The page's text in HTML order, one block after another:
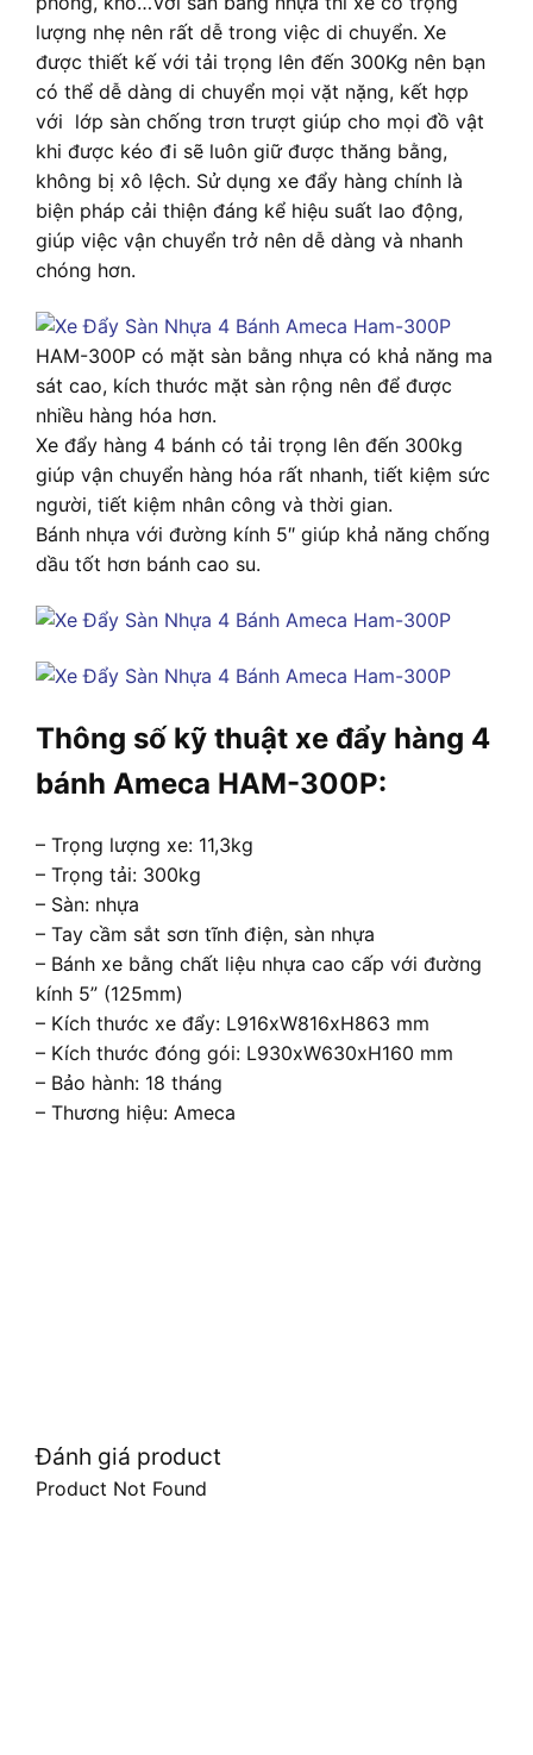
lượng nhẹ nên rất dễ trong việc di chuyển. Xe
được thiết kế với tải trọng lên đến 300Kg nên bạn
có thể dễ dàng di chuyển mọi vặt nặng, kết hợp
với lớp sàn chống trơn trượt giúp cho mọi đồ vật
khi được kéo đi sẽ luôn giữ được thăng bằng,
không bị xô lệch. Sử dụng xe đẩy hàng chính là
biện pháp cải thiện đáng kể hiệu suất lao động,
giúp việc vận chuyển trở nên dễ dàng và nhanh
chóng hơn.
HAM-300P có mặt sàn bằng nhựa có khả năng ma
sát cao, kích thước mặt sàn rộng nên để được
nhiều hàng hóa hơn.
Xe đẩy hàng 4 bánh có tải trọng lên đến 300kg
giúp vận chuyển hàng hóa rất nhanh, tiết kiệm sức
người, tiết kiệm nhân công và thời gian.
Bánh nhựa với đường kính 5″ giúp khả năng chống
dầu tốt hơn bánh cao su.
Thông số kỹ thuật xe đẩy hàng 4
bánh Ameca HAM-300P:
– Trọng lượng xe: 11,3kg
– Trọng tải: 300kg
– Sàn: nhựa
– Tay cầm sắt sơn tĩnh điện, sàn nhựa
– Bánh xe bằng chất liệu nhựa cao cấp với đường
kính 5” (125mm)
– Kích thước xe đẩy: L916xW816xH863 mm
– Kích thước đóng gói: L930xW630xH160 mm
– Bảo hành: 18 tháng
– Thương hiệu: Ameca
Đánh giá product
Product Not Found